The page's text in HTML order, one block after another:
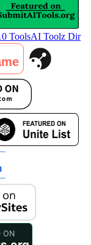
ToolsAI Toolz Dir